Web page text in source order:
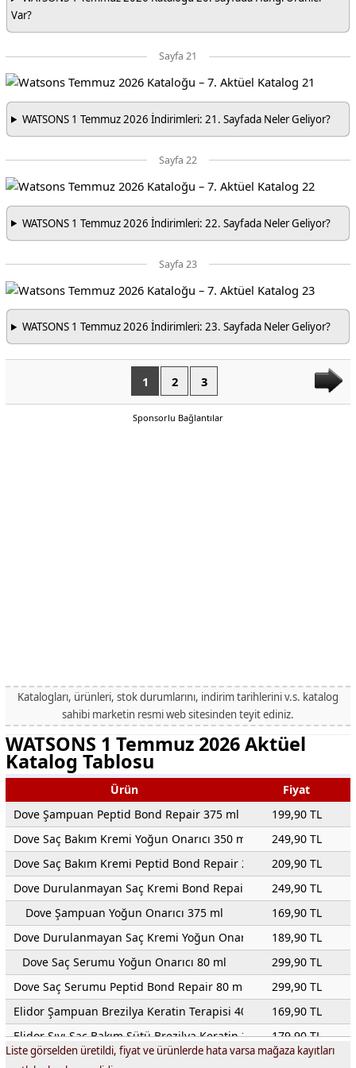
Var?
Sayfa 21
WATSONS 1 Temmuz 2026 İndirimleri: 21. Sayfada Neler Geliyor?
Sayfa 22
WATSONS 1 Temmuz 2026 İndirimleri: 22. Sayfada Neler Geliyor?
Sayfa 23
WATSONS 1 Temmuz 2026 İndirimleri: 23. Sayfada Neler Geliyor?
1 2 3
Sponsorlu Bağlantılar
Katalogları, ürünleri, stok durumlarını, indirim tarihlerini v.s. katalog
sahibi marketin resmi web sitesinden teyit ediniz.
WATSONS 1 Temmuz 2026 Aktüel
Katalog Tablosu
Ürün
Fiyat
Dove Şampuan Peptid Bond Repair 375 ml
199,90 TL
Dove Saç Bakım Kremi Yoğun Onarıcı 350 ml
249,90 TL
Dove Saç Bakım Kremi Peptid Bond Repair 250 ml209,90 TL
Dove Durulanmayan Saç Kremi Bond Repair 150 ml249,90 TL
Dove Şampuan Yoğun Onarıcı 375 ml
169,90 TL
Dove Durulanmayan Saç Kremi Yoğun Onarıcı 150 ml189,90 TL
Dove Saç Serumu Yoğun Onarıcı 80 ml
299,90 TL
Dove Saç Serumu Peptid Bond Repair 80 ml
299,90 TL
Elidor Şampuan Brezilya Keratin Terapisi 400 ml
169,90 TL
Elidor Sıvı Saç Bakım Sütü Brezilya Keratin 200 ml179,90 TL
Elidor Bakım Kürü Brezilya Keratin Terapisi 90 ml179,90 TL
Liste görselden üretildi, fiyat ve ürünlerde hata varsa mağaza kayıtları